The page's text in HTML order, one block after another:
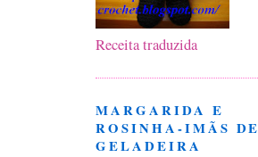
Receita traduzida
MARGARIDA E
ROSINHA-IMÃS DE
GELADEIRA